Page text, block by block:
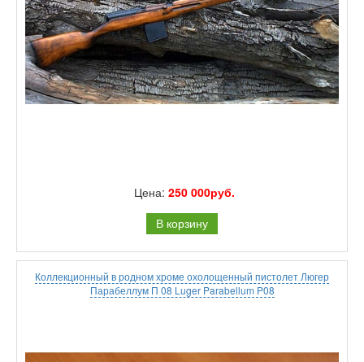
Цена: 250 000руб.
В корзину
Коллекционный в родном хроме охолощенный пистолет Люгер
Парабеллум П 08 Luger Parabellum P08